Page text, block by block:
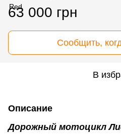
63 000 грн
Сообщить,
В
Описание
Дорожный мотоцикл